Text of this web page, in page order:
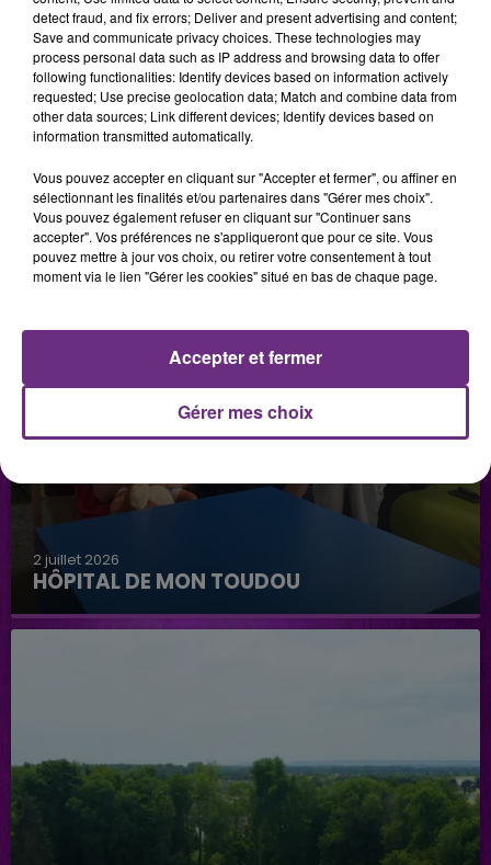
CHAMPAGNE FM
LES PODCASTS
2 juillet 2026
HÔPITAL DE MON TOUDOU
Hôpital de mon Toudou
detect fraud, and fix errors; Deliver and present advertising and content;
Save and communicate privacy choices. These technologies may
process personal data such as IP address and browsing data to offer
following functionalities: Identify devices based on information actively
requested; Use precise geolocation data; Match and combine data from
other data sources; Link different devices; Identify devices based on
information transmitted automatically.
Vous pouvez accepter en cliquant sur "Accepter et fermer", ou affiner en
sélectionnant les finalités et/ou partenaires dans "Gérer mes choix".
Vous pouvez également refuser en cliquant sur "Continuer sans
accepter". Vos préférences ne s'appliqueront que pour ce site. Vous
pouvez mettre à jour vos choix, ou retirer votre consentement à tout
moment via le lien "Gérer les cookies" situé en bas de chaque page.
Gérer mes choix
Accepter et fermer